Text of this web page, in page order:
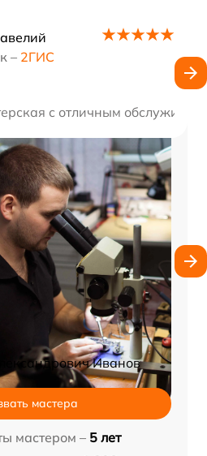
– 2ГИС
с отличным
Иванов
мастера
мастером – 5 лет